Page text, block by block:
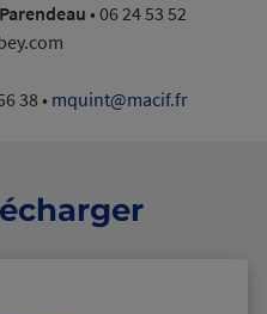
• 06 24 53 52
38 • mquint@macif.fr